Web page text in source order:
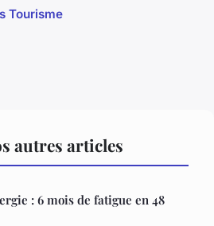
Tourisme
autres articles
: 6 mois de fatigue en 48